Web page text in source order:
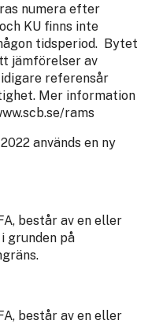
numera efter
KU finns inte
tidsperiod. Bytet
jämförelser av
referensår
Mer information
rams
används en ny
består av en eller
grunden på
består av en eller